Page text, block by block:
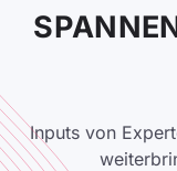
Inputs von